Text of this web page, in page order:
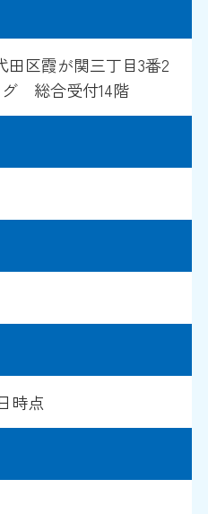
区霞が関三丁目3番2
総合受付14階
時点